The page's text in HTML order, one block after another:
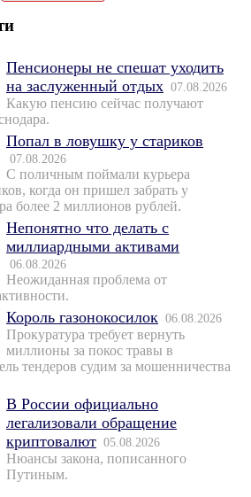
Пенсионеры не спешат уходить
на заслуженный отдых 07.08.2026
Какую пенсию сейчас получают
Попал в ловушку у стариков
07.08.2026
С поличным поймали курьера
когда он пришел забрать у
более 2 миллионов рублей.
Непонятно что делать с
миллиардными активами
06.08.2026
Неожиданная проблема от
Король газонокосилок 06.08.2026
Прокуратура требует вернуть
миллионы за покос травы в
тендеров судим за мошенничества
В России официально
легализовали обращение
криптовалют 05.08.2026
Нюансы закона, пописанного
Путиным.